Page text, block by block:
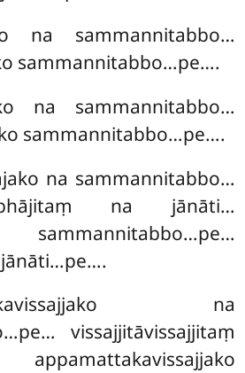
na sammannitabbo…
sammannitabbo…pe….
na sammannitabbo…
sammannitabbo…pe….
na sammannitabbo…
na jānāti…
sammannitabbo…pe…
na
vissajjitāvissajjitaṃ